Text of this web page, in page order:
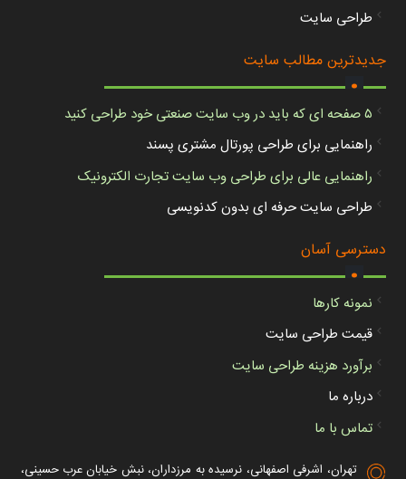
طراحی سایت
جدیدترین مطالب سایت
.
۵ صفحه ای که باید در وب سایت صنعتی خود طراحی کنید
راهنمایی برای طراحی پورتال مشتری پسند
راهنمایی عالی برای طراحی وب سایت تجارت الکترونیک
طراحی سایت حرفه ای بدون کدنویسی
دسترسی آسان
.
نمونه کارها
قیمت طراحی سایت
برآورد هزینه طراحی سایت
درباره ما
تماس با ما
تهران، اشرفی اصفهانی، نرسیده به مرزداران، نبش خیابان عرب حسینی،